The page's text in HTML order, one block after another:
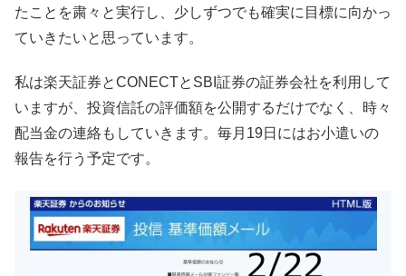
たことを粛々と実行し、少しずつでも確実に目標に向かっ
ていきたいと思っています。
私は楽天証券とCONECTとSBI証券の証券会社を利用して
いますが、投資信託の評価額を公開するだけでなく、時々
配当金の連絡もしていきます。毎月19日にはお小遣いの
報告を行う予定です。